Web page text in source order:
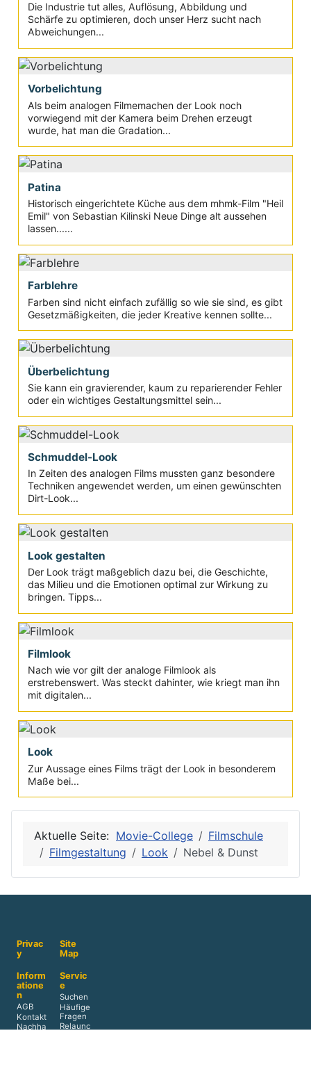
Die Industrie tut alles, Auflösung, Abbildung und
Schärfe zu optimieren, doch unser Herz sucht nach
Abweichungen...
Vorbelichtung
Als beim analogen Filmemachen der Look noch
vorwiegend mit der Kamera beim Drehen erzeugt
wurde, hat man die Gradation...
Patina
Historisch eingerichtete Küche aus dem mhmk-Film "Heil
Emil" von Sebastian Kilinski Neue Dinge alt aussehen
lassen......
Farblehre
Farben sind nicht einfach zufällig so wie sie sind, es gibt
Gesetzmäßigkeiten, die jeder Kreative kennen sollte...
Überbelichtung
Sie kann ein gravierender, kaum zu reparierender Fehler
oder ein wichtiges Gestaltungsmittel sein...
Schmuddel-Look
In Zeiten des analogen Films mussten ganz besondere
Techniken angewendet werden, um einen gewünschten
Dirt-Look...
Look gestalten
Der Look trägt maßgeblich dazu bei, die Geschichte,
das Milieu und die Emotionen optimal zur Wirkung zu
bringen. Tipps...
Filmlook
Nach wie vor gilt der analoge Filmlook als
erstrebenswert. Was steckt dahinter, wie kriegt man ihn
mit digitalen...
Look
Zur Aussage eines Films trägt der Look in besonderem
Maße bei...
Aktuelle Seite: Movie-College
Filmschule
Filmgestaltung
Look Nebel & Dunst
Privac
y
Site
Map
Inform
atione
n
AGB
Kontakt
Nachha
Servic
e
Suchen
Häufige
Fragen
Relaunc